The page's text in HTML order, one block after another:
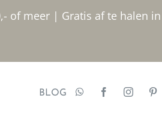
of meer | Gratis af te halen
BLOG